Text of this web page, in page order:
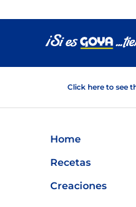
Click here to see
Home
Recetas
Creaciones